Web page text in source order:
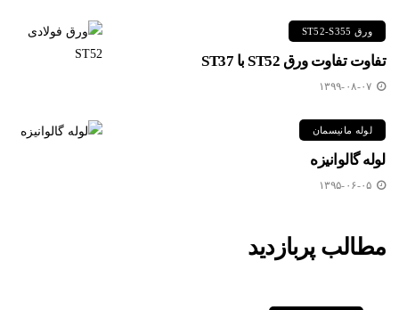
ورق ST52-S355
تفاوت تفاوت ورق ST52 با ST37
۱۳۹۹-۰۸-۰۷
لوله مانیسمان
لوله گالوانیزه
۱۳۹۵-۰۶-۰۵
مطالب پربازدید